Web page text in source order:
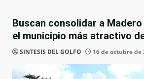
Buscan consolidar a
el municipio más atractivo
SINTESIS DEL GOLFO 16 de octubre de